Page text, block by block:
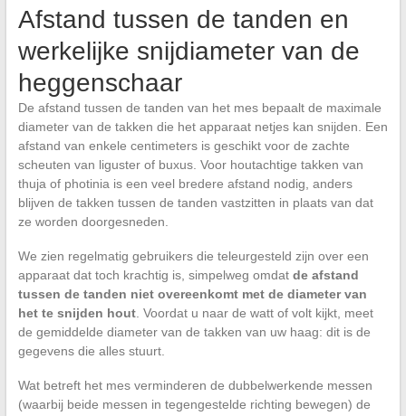
Afstand tussen de tanden en
werkelijke snijdiameter van de
heggenschaar
De afstand tussen de tanden van het mes bepaalt de maximale
diameter van de takken die het apparaat netjes kan snijden. Een
afstand van enkele centimeters is geschikt voor de zachte
scheuten van liguster of buxus. Voor houtachtige takken van
thuja of photinia is een veel bredere afstand nodig, anders
blijven de takken tussen de tanden vastzitten in plaats van dat
ze worden doorgesneden.
We zien regelmatig gebruikers die teleurgesteld zijn over een
apparaat dat toch krachtig is, simpelweg omdat de afstand
tussen de tanden niet overeenkomt met de diameter van
het te snijden hout. Voordat u naar de watt of volt kijkt, meet
de gemiddelde diameter van de takken van uw haag: dit is de
gegevens die alles stuurt.
Wat betreft het mes verminderen de dubbelwerkende messen
(waarbij beide messen in tegengestelde richting bewegen) de